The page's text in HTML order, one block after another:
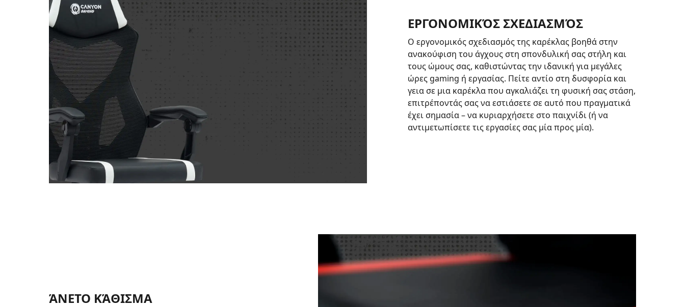
ΕΡΓΟΝΟΜΙΚΌΣ ΣΧΕΔΙΑΣΜΌΣ
Ο εργονομικός σχεδιασμός της καρέκλας βοηθά στην
ανακούφιση του άγχους στη σπονδυλική σας στήλη και
τους ώμους σας, καθιστώντας την ιδανική για μεγάλες
ώρες gaming ή εργασίας. Πείτε αντίο στη δυσφορία και
γεια σε μια καρέκλα που αγκαλιάζει τη φυσική σας στάση,
επιτρέποντάς σας να εστιάσετε σε αυτό που πραγματικά
έχει σημασία – να κυριαρχήσετε στο παιχνίδι (ή να
αντιμετωπίσετε τις εργασίες σας μία προς μία).
ΆΝΕΤΟ ΚΆΘΙΣΜΑ